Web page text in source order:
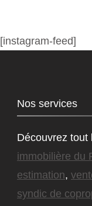
[instagram-feed]
Nos services
Découvrez tout
immobilière du
estimation,
syndic de